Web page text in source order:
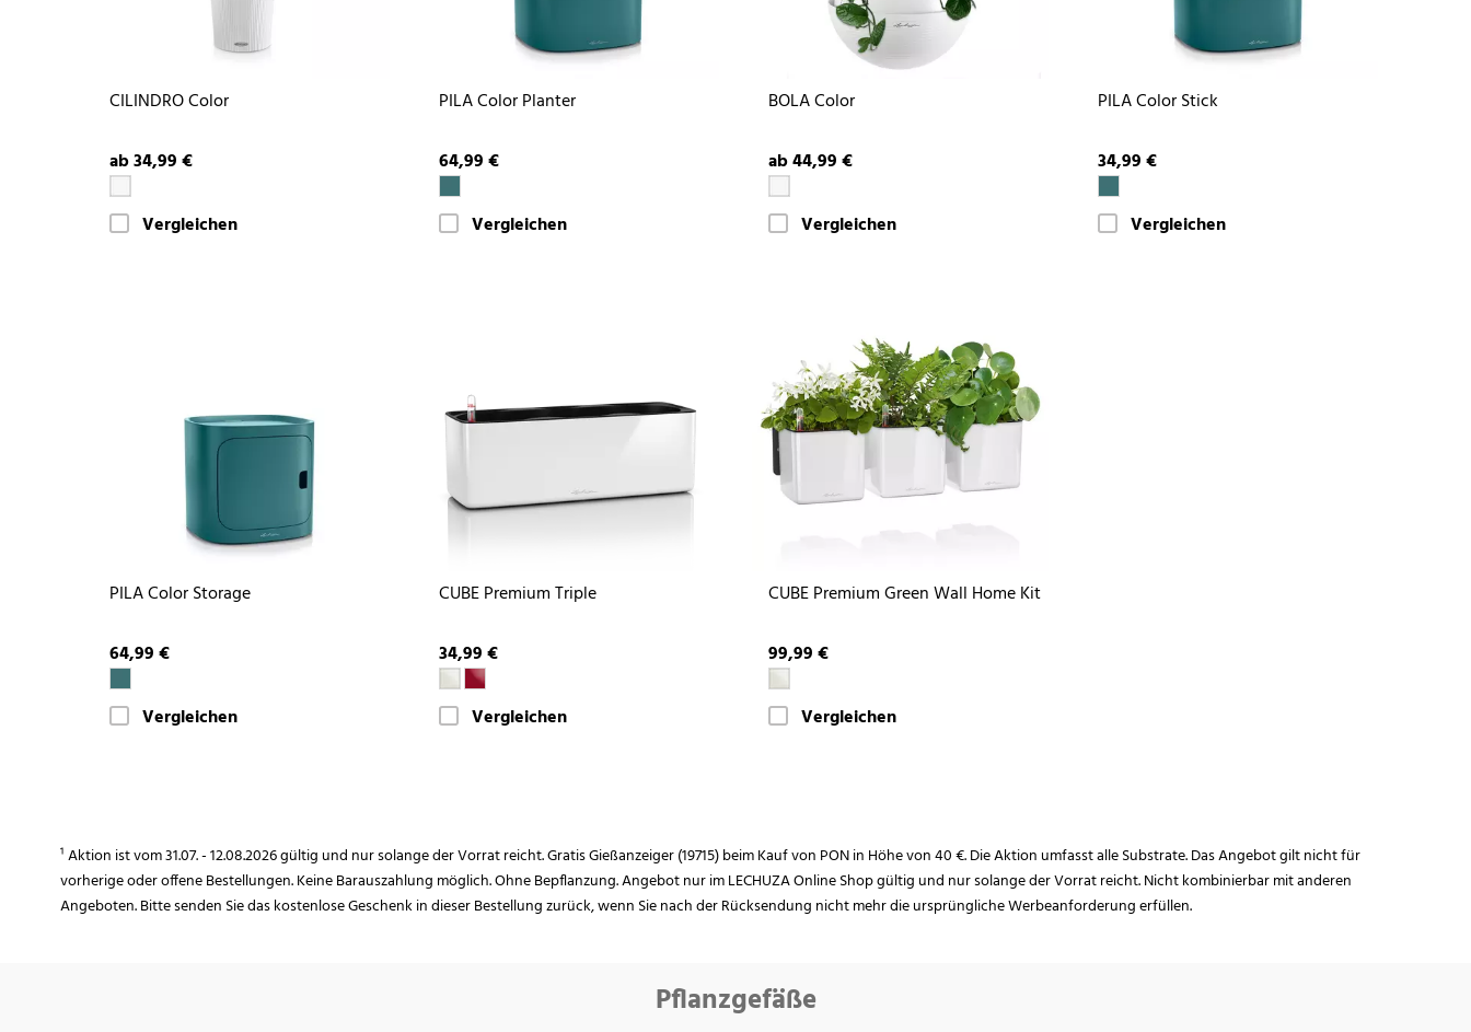
CILINDRO Color
ab 34,99 €
Vergleichen
PILA Color Planter
64,99 €
Vergleichen
BOLA Color
ab 44,99 €
Vergleichen
PILA Color Stick
34,99 €
Vergleichen
PILA Color Storage
64,99 €
Vergleichen
CUBE Premium Triple
34,99 €
Vergleichen
CUBE Premium Green Wall Home Kit
99,99 €
Vergleichen
¹ Aktion ist vom 31.07. - 12.08.2026 gültig und nur solange der Vorrat reicht. Gratis Gießanzeiger (19715) beim Kauf von PON in Höhe von 40 €. Die Aktion umfasst alle Substrate. Das Angebot gilt nicht für
vorherige oder offene Bestellungen. Keine Barauszahlung möglich. Ohne Bepflanzung. Angebot nur im LECHUZA Online Shop gültig und nur solange der Vorrat reicht. Nicht kombinierbar mit anderen
Angeboten. Bitte senden Sie das kostenlose Geschenk in dieser Bestellung zurück, wenn Sie nach der Rücksendung nicht mehr die ursprüngliche Werbeanforderung erfüllen.
Pflanzgefäße